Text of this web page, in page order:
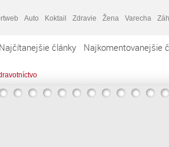
Auto Koktail Zdravie Žena Varecha
Najčítanejšie články Najkomentovanejšie